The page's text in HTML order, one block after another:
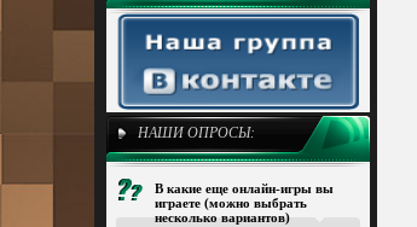
НАШИ ОПРОСЫ:
В какие еще онлайн-игры вы
играете (можно выбрать
несколько вариантов)